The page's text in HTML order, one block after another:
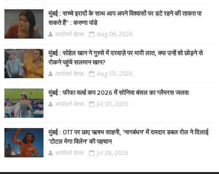
मुंबई : सच्चे इरादों के साथ आप अपने विश्वासों पर डटे रहने की ताकत पा
सकते हैं” : करुणा पांडे
आर्यावर्त डेस्क Aug 06, 2026
मुंबई : सोहेल खान ने गुस्से में दरवाज़े पर मारी लात, क्या उन्हें शो छोड़ने से
रोकने पहुंचे सलमान खान?
आर्यावर्त डेस्क Aug 03, 2026
मुंबई : फीफा वर्ल्ड कप 2026 में सोनिया बंसल का ग्लैमरस जलवा
आर्यावर्त डेस्क Jul 30, 2026
मुंबई : OTT पर छाए ऋषभ साहनी, 'नागबंधन' में दमदार डबल रोल ने दिलाई
'टोटल मेगा विलेन' की पहचान
आर्यावर्त डेस्क Jul 28, 2026